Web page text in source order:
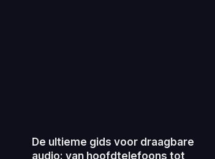
De ultieme gids voor draagbare
audio: van hoofdtelefoons tot